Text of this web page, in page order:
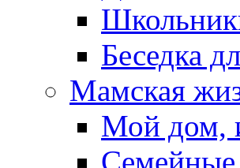
Беседка
Мамская
Мой дом,